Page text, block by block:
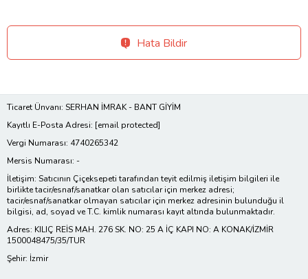
Hata Bildir
Ticaret Ünvanı: SERHAN İMRAK - BANT GİYİM
Kayıtlı E-Posta Adresi: [email protected]
Vergi Numarası: 4740265342
Mersis Numarası: -
İletişim: Satıcının Çiçeksepeti tarafından teyit edilmiş iletişim bilgileri ile
birlikte tacir/esnaf/sanatkar olan satıcılar için merkez adresi;
tacir/esnaf/sanatkar olmayan satıcılar için merkez adresinin bulunduğu il
bilgisi, ad, soyad ve T.C. kimlik numarası kayıt altında bulunmaktadır.
Adres: KILIÇ REİS MAH. 276 SK. NO: 25 A İÇ KAPI NO: A KONAK/İZMİR
1500048475/35/TUR
Şehir: İzmir